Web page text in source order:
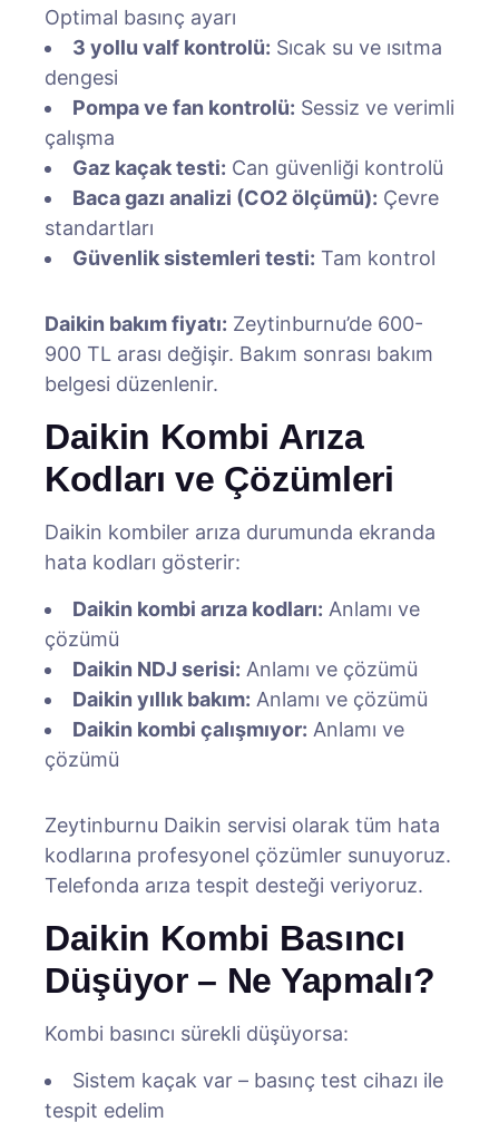
Optimal basınç ayarı
3 yollu valf kontrolü: Sıcak su ve ısıtma
dengesi
Pompa ve fan kontrolü: Sessiz ve verimli
çalışma
Gaz kaçak testi: Can güvenliği kontrolü
Baca gazı analizi (CO2 ölçümü): Çevre
standartları
Güvenlik sistemleri testi: Tam kontrol
Daikin bakım fiyatı: Zeytinburnu’de 600-
900 TL arası değişir. Bakım sonrası bakım
belgesi düzenlenir.
Daikin Kombi Arıza
Kodları ve Çözümleri
Daikin kombiler arıza durumunda ekranda
hata kodları gösterir:
Daikin kombi arıza kodları: Anlamı ve
çözümü
Daikin NDJ serisi: Anlamı ve çözümü
Daikin yıllık bakım: Anlamı ve çözümü
Daikin kombi çalışmıyor: Anlamı ve
çözümü
Zeytinburnu Daikin servisi olarak tüm hata
kodlarına profesyonel çözümler sunuyoruz.
Telefonda arıza tespit desteği veriyoruz.
Daikin Kombi Basıncı
Düşüyor – Ne Yapmalı?
Kombi basıncı sürekli düşüyorsa:
Sistem kaçak var – basınç test cihazı ile
tespit edelim